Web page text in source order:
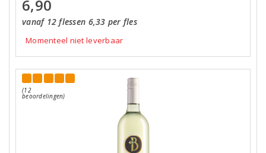
6,90
vanaf 12 flessen 6,33 per fles
Momenteel niet leverbaar
(12
beoordelingen)